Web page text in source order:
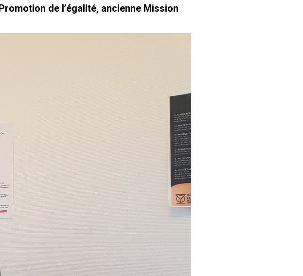
de l’égalité, ancienne Mission